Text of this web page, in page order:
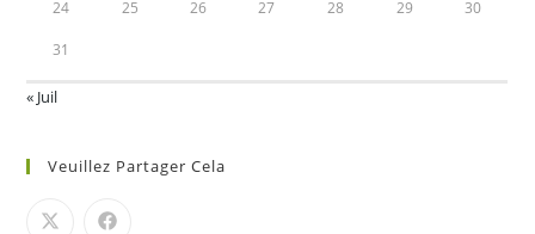
24 25 26 27 28 29 30
31
« Juil
Veuillez Partager Cela